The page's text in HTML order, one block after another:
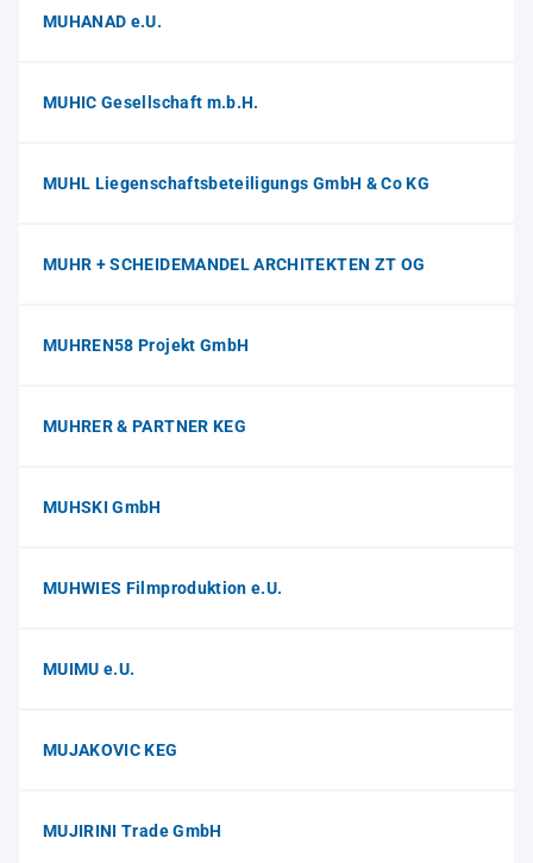
MUHANAD e.U.
MUHIC Gesellschaft m.b.H.
MUHL Liegenschaftsbeteiligungs GmbH & Co KG
MUHR + SCHEIDEMANDEL ARCHITEKTEN ZT OG
MUHREN58 Projekt GmbH
MUHRER & PARTNER KEG
MUHSKI GmbH
MUHWIES Filmproduktion e.U.
MUIMU e.U.
MUJAKOVIC KEG
MUJIRINI Trade GmbH